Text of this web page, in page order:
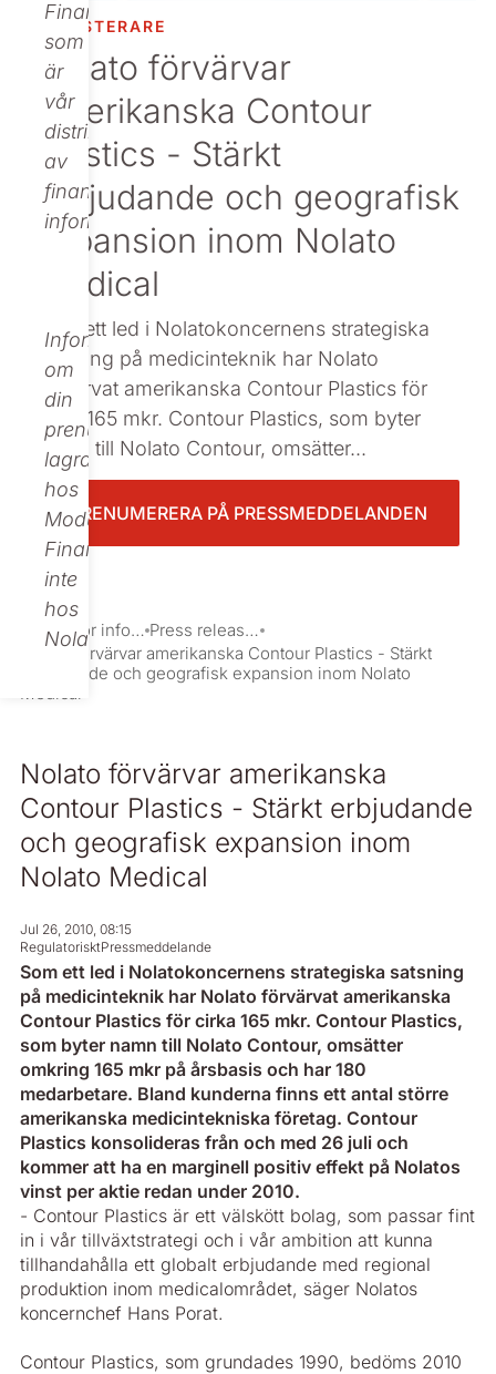
Finance,
som
är
vår
distributör
av
finansiell
information.
Informationen
om
din
prenumeration
lagras
hos
Modular
Finance,
inte
hos
Nolato.
INVESTERARE
Nolato förvärvar
amerikanska Contour
Plastics - Stärkt
erbjudande och geografisk
expansion inom Nolato
Medical
Som ett led i Nolatokoncernens strategiska
satsning på medicinteknik har Nolato
förvärvat amerikanska Contour Plastics för
cirka 165 mkr. Contour Plastics, som byter
namn till Nolato Contour, omsätter...
PRENUMERERA PÅ PRESSMEDDELANDEN
Investor information
Press releases
Nolato förvärvar amerikanska Contour Plastics - Stärkt
erbjudande och geografisk expansion inom Nolato
Medical
Nolato förvärvar amerikanska
Contour Plastics - Stärkt erbjudande
och geografisk expansion inom
Nolato Medical
Jul 26, 2010, 08:15
RegulatorisktPressmeddelande
Som ett led i Nolatokoncernens strategiska satsning
på medicinteknik har Nolato förvärvat amerikanska
Contour Plastics för cirka 165 mkr. Contour Plastics,
som byter namn till Nolato Contour, omsätter
omkring 165 mkr på årsbasis och har 180
medarbetare. Bland kunderna finns ett antal större
amerikanska medicintekniska företag. Contour
Plastics konsolideras från och med 26 juli och
kommer att ha en marginell positiv effekt på Nolatos
vinst per aktie redan under 2010.
- Contour Plastics är ett välskött bolag, som passar fint
in i vår tillväxtstrategi och i vår ambition att kunna
tillhandahålla ett globalt erbjudande med regional
produktion inom medicalområdet, säger Nolatos
koncernchef Hans Porat.
Contour Plastics, som grundades 1990, bedöms 2010